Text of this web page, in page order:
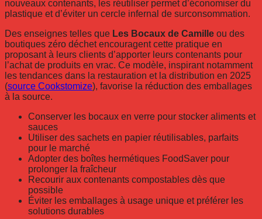
nouveaux contenants, les réutiliser permet d’économiser du
plastique et d’éviter un cercle infernal de surconsommation.
Des enseignes telles que Les Bocaux de Camille ou des
boutiques zéro déchet encouragent cette pratique en
proposant à leurs clients d’apporter leurs contenants pour
l’achat de produits en vrac. Ce modèle, inspirant notamment
les tendances dans la restauration et la distribution en 2025
(source Cookstomize), favorise la réduction des emballages
à la source.
Conserver les bocaux en verre pour stocker aliments et
sauces
Utiliser des sachets en papier réutilisables, parfaits
pour le marché
Adopter des boîtes hermétiques FoodSaver pour
prolonger la fraîcheur
Recourir aux contenants compostables dès que
possible
Éviter les emballages à usage unique et préférer les
solutions durables